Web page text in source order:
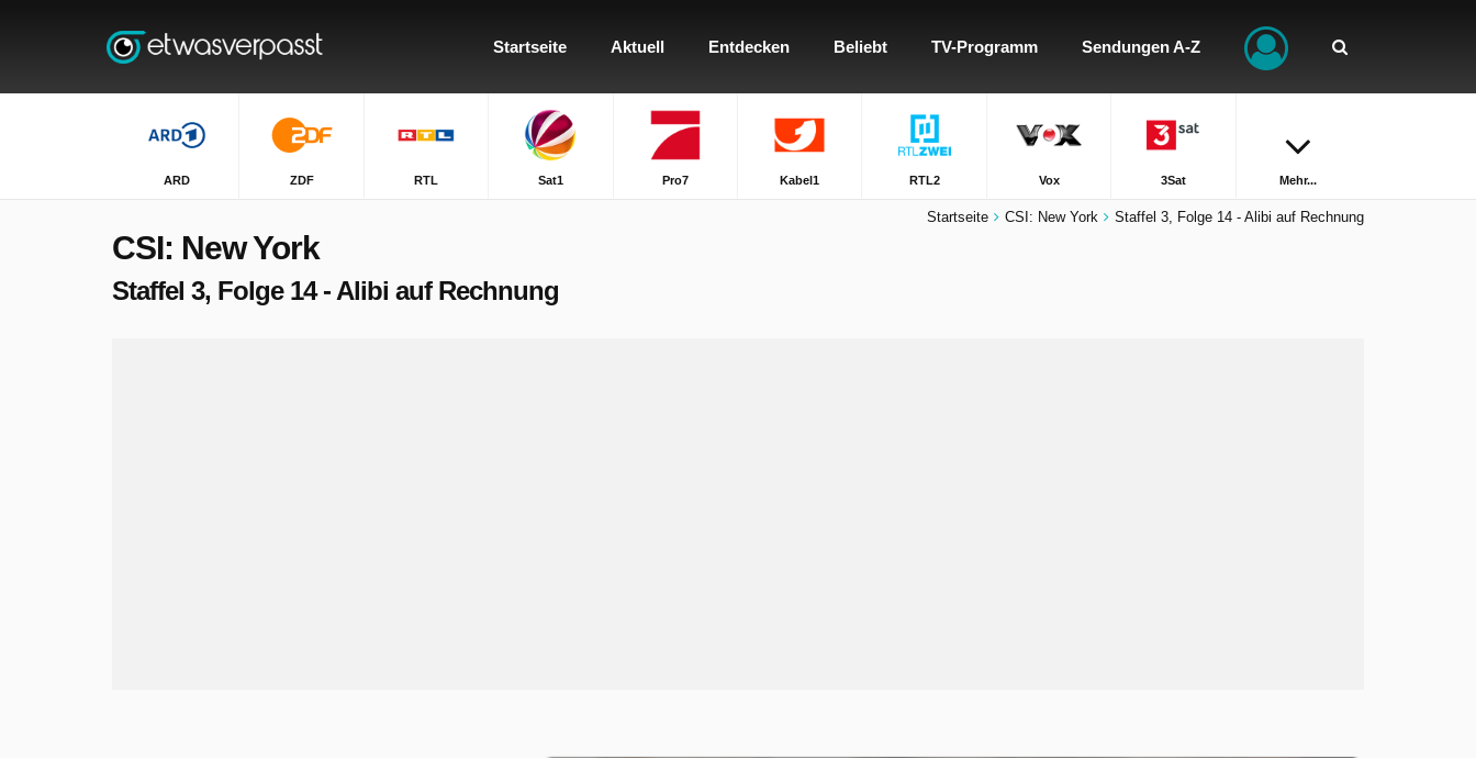
Startseite Aktuell Entdecken Beliebt TV-Programm Sendungen A-Z
ARD ZDF RTL Sat1 Pro7 Kabel1 RTL2 Vox 3Sat Mehr...
Startseite CSI: New York Staffel 3, Folge 14 - Alibi auf Rechnung
CSI: New York
Staffel 3, Folge 14 - Alibi auf Rechnung